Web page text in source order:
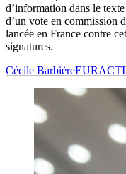
d’information dans le
d’un vote en commission
lancée en France contre
signatures.
Cécile Barbière